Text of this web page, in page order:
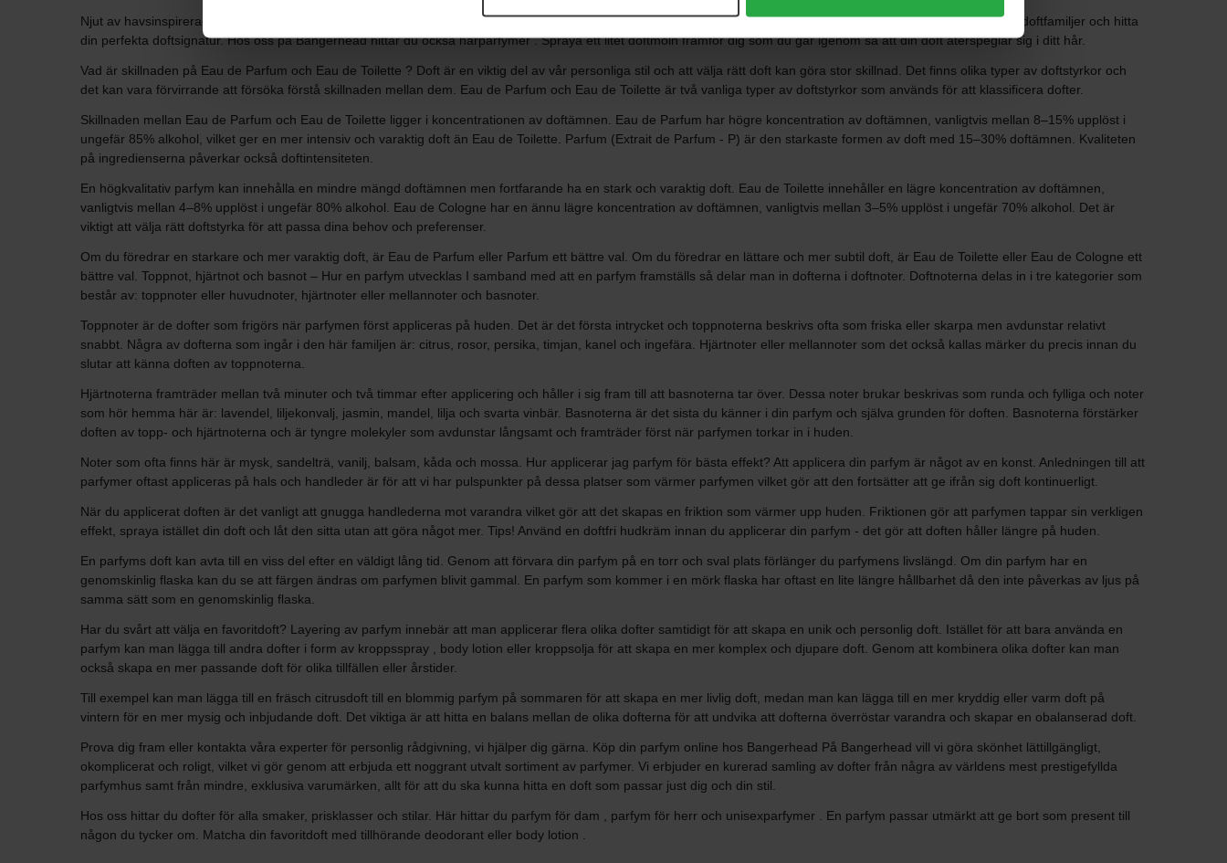
Njut av havsinspirerade dofter med inslag av sjögräs och salt. Låt de lockande gourmanddofterna ta dig till en värld av vanilj, karamell och choklad. Utforska dessa doftfamiljer och hitta
din perfekta doftsignatur. Hos oss på Bangerhead hittar du också hårparfymer . Spraya ett litet doftmoln framför dig som du går igenom så att din doft återspeglar sig i ditt hår.
Vad är skillnaden på Eau de Parfum och Eau de Toilette ? Doft är en viktig del av vår personliga stil och att välja rätt doft kan göra stor skillnad. Det finns olika typer av doftstyrkor och
det kan vara förvirrande att försöka förstå skillnaden mellan dem. Eau de Parfum och Eau de Toilette är två vanliga typer av doftstyrkor som används för att klassificera dofter.
Skillnaden mellan Eau de Parfum och Eau de Toilette ligger i koncentrationen av doftämnen. Eau de Parfum har högre koncentration av doftämnen, vanligtvis mellan 8–15% upplöst i
ungefär 85% alkohol, vilket ger en mer intensiv och varaktig doft än Eau de Toilette. Parfum (Extrait de Parfum - P) är den starkaste formen av doft med 15–30% doftämnen. Kvaliteten
på ingredienserna påverkar också doftintensiteten.
En högkvalitativ parfym kan innehålla en mindre mängd doftämnen men fortfarande ha en stark och varaktig doft. Eau de Toilette innehåller en lägre koncentration av doftämnen,
vanligtvis mellan 4–8% upplöst i ungefär 80% alkohol. Eau de Cologne har en ännu lägre koncentration av doftämnen, vanligtvis mellan 3–5% upplöst i ungefär 70% alkohol. Det är
viktigt att välja rätt doftstyrka för att passa dina behov och preferenser.
Om du föredrar en starkare och mer varaktig doft, är Eau de Parfum eller Parfum ett bättre val. Om du föredrar en lättare och mer subtil doft, är Eau de Toilette eller Eau de Cologne ett
bättre val. Toppnot, hjärtnot och basnot – Hur en parfym utvecklas I samband med att en parfym framställs så delar man in dofterna i doftnoter. Doftnoterna delas in i tre kategorier som
består av: toppnoter eller huvudnoter, hjärtnoter eller mellannoter och basnoter.
Toppnoter är de dofter som frigörs när parfymen först appliceras på huden. Det är det första intrycket och toppnoterna beskrivs ofta som friska eller skarpa men avdunstar relativt
snabbt. Några av dofterna som ingår i den här familjen är: citrus, rosor, persika, timjan, kanel och ingefära. Hjärtnoter eller mellannoter som det också kallas märker du precis innan du
slutar att känna doften av toppnoterna.
Hjärtnoterna framträder mellan två minuter och två timmar efter applicering och håller i sig fram till att basnoterna tar över. Dessa noter brukar beskrivas som runda och fylliga och noter
som hör hemma här är: lavendel, liljekonvalj, jasmin, mandel, lilja och svarta vinbär. Basnoterna är det sista du känner i din parfym och själva grunden för doften. Basnoterna förstärker
doften av topp- och hjärtnoterna och är tyngre molekyler som avdunstar långsamt och framträder först när parfymen torkar in i huden.
Noter som ofta finns här är mysk, sandelträ, vanilj, balsam, kåda och mossa. Hur applicerar jag parfym för bästa effekt? Att applicera din parfym är något av en konst. Anledningen till att
parfymer oftast appliceras på hals och handleder är för att vi har pulspunkter på dessa platser som värmer parfymen vilket gör att den fortsätter att ge ifrån sig doft kontinuerligt.
När du applicerat doften är det vanligt att gnugga handlederna mot varandra vilket gör att det skapas en friktion som värmer upp huden. Friktionen gör att parfymen tappar sin verkligen
effekt, spraya istället din doft och låt den sitta utan att göra något mer. Tips! Använd en doftfri hudkräm innan du applicerar din parfym - det gör att doften håller längre på huden.
En parfyms doft kan avta till en viss del efter en väldigt lång tid. Genom att förvara din parfym på en torr och sval plats förlänger du parfymens livslängd. Om din parfym har en
genomskinlig flaska kan du se att färgen ändras om parfymen blivit gammal. En parfym som kommer i en mörk flaska har oftast en lite längre hållbarhet då den inte påverkas av ljus på
samma sätt som en genomskinlig flaska.
Har du svårt att välja en favoritdoft? Layering av parfym innebär att man applicerar flera olika dofter samtidigt för att skapa en unik och personlig doft. Istället för att bara använda en
parfym kan man lägga till andra dofter i form av kroppsspray , body lotion eller kroppsolja för att skapa en mer komplex och djupare doft. Genom att kombinera olika dofter kan man
också skapa en mer passande doft för olika tillfällen eller årstider.
Till exempel kan man lägga till en fräsch citrusdoft till en blommig parfym på sommaren för att skapa en mer livlig doft, medan man kan lägga till en mer kryddig eller varm doft på
vintern för en mer mysig och inbjudande doft. Det viktiga är att hitta en balans mellan de olika dofterna för att undvika att dofterna överröstar varandra och skapar en obalanserad doft.
Prova dig fram eller kontakta våra experter för personlig rådgivning, vi hjälper dig gärna. Köp din parfym online hos Bangerhead På Bangerhead vill vi göra skönhet lättillgängligt,
okomplicerat och roligt, vilket vi gör genom att erbjuda ett noggrant utvalt sortiment av parfymer. Vi erbjuder en kurerad samling av dofter från några av världens mest prestigefyllda
parfymhus samt från mindre, exklusiva varumärken, allt för att du ska kunna hitta en doft som passar just dig och din stil.
Hos oss hittar du dofter för alla smaker, prisklasser och stilar. Här hittar du parfym för dam , parfym för herr och unisexparfymer . En parfym passar utmärkt att ge bort som present till
någon du tycker om. Matcha din favoritdoft med tillhörande deodorant eller body lotion .